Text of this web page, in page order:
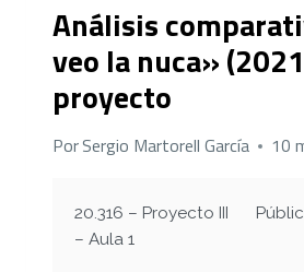
Análisis
veo la nuca»
proyecto
PorSergio Martorell García 10
20.316 – Proyecto III
– Aula 1